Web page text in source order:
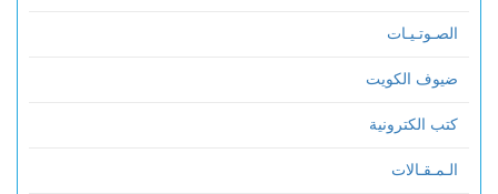
الصـوتـيـات
ضيوف الكويت
كتب الكترونية
الـمـقـالات